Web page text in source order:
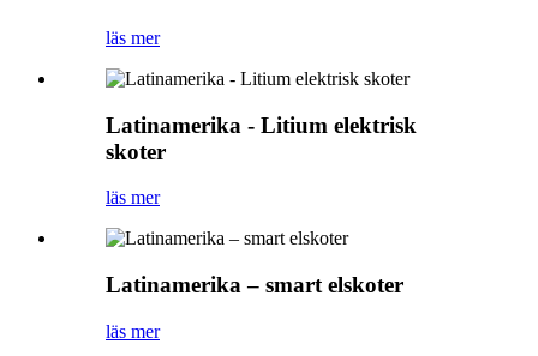
läs mer
Latinamerika - Litium elektrisk
skoter
läs mer
Latinamerika – smart elskoter
läs mer